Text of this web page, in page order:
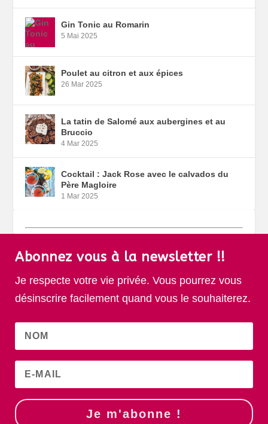
Gin Tonic au Romarin
5 Mai 2025
Poulet au citron et aux épices
26 Mar 2025
La tatin de Salomé aux aubergines et au
Bruccio
4 Mar 2025
Cocktail : Jack Rose avec le calvados du
Père Magloire
1 Mar 2025
Abonnez vous à la newsletter !!
Je respecte votre vie privée. Vous pourrez vous
désinscrire facilement quand vous le souhaiterez.
Je m'abonne !